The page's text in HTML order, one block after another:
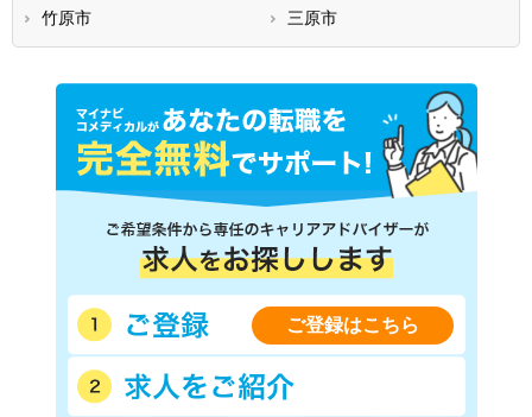
竹原市
三原市
ご登録はこちら